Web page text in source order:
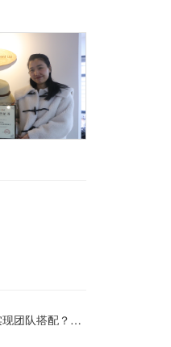
下一篇:规模小没标杆，如何通过建模实现团队搭配？——实战篇